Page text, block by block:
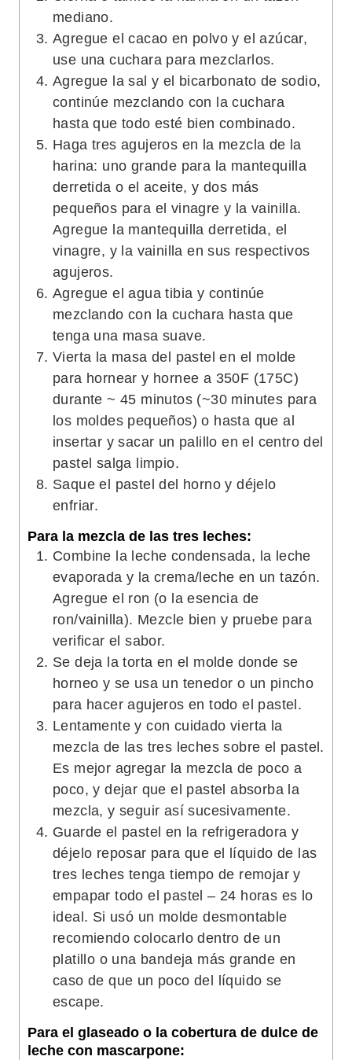
mediano.
Agregue el cacao en polvo y el azúcar,
use una cuchara para mezclarlos.
Agregue la sal y el bicarbonato de sodio,
continúe mezclando con la cuchara
hasta que todo esté bien combinado.
Haga tres agujeros en la mezcla de la
harina: uno grande para la mantequilla
derretida o el aceite, y dos más
pequeños para el vinagre y la vainilla.
Agregue la mantequilla derretida, el
vinagre, y la vainilla en sus respectivos
agujeros.
Agregue el agua tibia y continúe
mezclando con la cuchara hasta que
tenga una masa suave.
Vierta la masa del pastel en el molde
para hornear y hornee a 350F (175C)
durante ~ 45 minutos (~30 minutes para
los moldes pequeños) o hasta que al
insertar y sacar un palillo en el centro del
pastel salga limpio.
Saque el pastel del horno y déjelo
enfriar.
Para la mezcla de las tres leches:
Combine la leche condensada, la leche
evaporada y la crema/leche en un tazón.
Agregue el ron (o la esencia de
ron/vainilla). Mezcle bien y pruebe para
verificar el sabor.
Se deja la torta en el molde donde se
horneo y se usa un tenedor o un pincho
para hacer agujeros en todo el pastel.
Lentamente y con cuidado vierta la
mezcla de las tres leches sobre el pastel.
Es mejor agregar la mezcla de poco a
poco, y dejar que el pastel absorba la
mezcla, y seguir así sucesivamente.
Guarde el pastel en la refrigeradora y
déjelo reposar para que el líquido de las
tres leches tenga tiempo de remojar y
empapar todo el pastel – 24 horas es lo
ideal. Si usó un molde desmontable
recomiendo colocarlo dentro de un
platillo o una bandeja más grande en
caso de que un poco del líquido se
escape.
Para el glaseado o la cobertura de dulce de
leche con mascarpone: